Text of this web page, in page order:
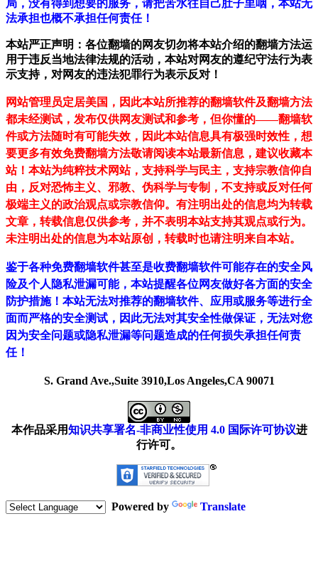
局，没有得到想要的服务，请把苦水往自己肚子里咽，本站无
法承担也概不承担任何责任！
本站严正声明：各位翻墙的网友切勿将本站介绍的翻墙方法运
用于违反当地法律法规的活动，本站对网友的遵纪守法行为表
示支持，对网友的违法犯罪行为表示反对！
网站管理员定居美国，因此本站所推荐的翻墙软件及翻墙方法
都未经测试，发布仅供网友测试和参考，但你懂的——翻墙软
件或方法随时有可能失效，因此本站信息具有极强时效性，想
要更多有效免费翻墙方法敬请阅读本站最新信息，建议收藏本
站！ 本站为纯粹技术网站，支持科学与民主，支持宗教信仰自
由，反对恐怖主义、邪教、伪科学与专制，不支持或反对任何
极端主义的政治观点或宗教信仰。有注明出处的信息均为转载
文章，转载信息仅供参考，并不表明本站支持其观点或行为。
未注明出处的信息为本站原创，转载时也请注明来自本站。
鉴于各种免费翻墙软件甚至是收费翻墙软件可能存在的安全风
险及个人隐私泄漏可能，本站提醒各位网友做好各方面的安全
防护措施！本站无法对推荐的翻墙软件、应用或服务等进行全
面而严格的安全测试，因此无法对其安全性做保证，无法对您
因为安全问题或隐私泄漏等问题造成的任何损失承担任何责
任！
S. Grand Ave.,Suite 3910,Los Angeles,CA 90071
本作品采用知识共享署名-非商业性使用 4.0 国际许可协议进
行许可。
Powered by Translate